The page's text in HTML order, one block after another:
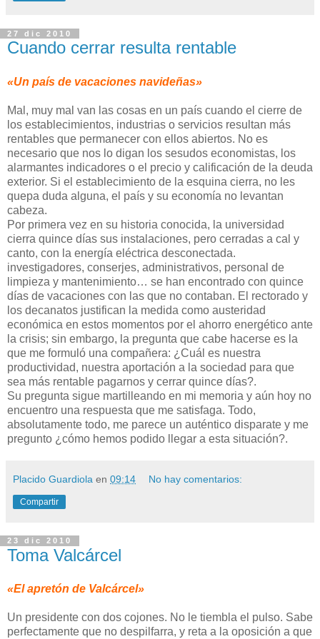
27 dic 2010
Cuando cerrar resulta rentable
«Un país de vacaciones navideñas»
Mal, muy mal van las cosas en un país cuando el cierre de
los establecimientos, industrias o servicios resultan más
rentables que permanecer con ellos abiertos. No es
necesario que nos lo digan los sesudos economistas, los
alarmantes indicadores o el precio y calificación de la deuda
exterior. Si el establecimiento de la esquina cierra, no les
quepa duda alguna, el país y su economía no levantan
cabeza.
Por primera vez en su historia conocida, la universidad
cierra quince días sus instalaciones, pero cerradas a cal y
canto, con la energía eléctrica desconectada.
investigadores, conserjes, administrativos, personal de
limpieza y mantenimiento… se han encontrado con quince
días de vacaciones con las que no contaban. El rectorado y
los decanatos justifican la medida como austeridad
económica en estos momentos por el ahorro energético ante
la crisis; sin embargo, la pregunta que cabe hacerse es la
que me formuló una compañera: ¿Cuál es nuestra
productividad, nuestra aportación a la sociedad para que
sea más rentable pagarnos y cerrar quince días?.
Su pregunta sigue martilleando en mi memoria y aún hoy no
encuentro una respuesta que me satisfaga. Todo,
absolutamente todo, me parece un auténtico disparate y me
pregunto ¿cómo hemos podido llegar a esta situación?.
Placido Guardiola en 09:14 No hay comentarios:
Compartir
23 dic 2010
Toma Valcárcel
«El apretón de Valcárcel»
Un presidente con dos cojones. No le tiembla el pulso. Sabe
perfectamente que no despilfarra, y reta a la oposición a que